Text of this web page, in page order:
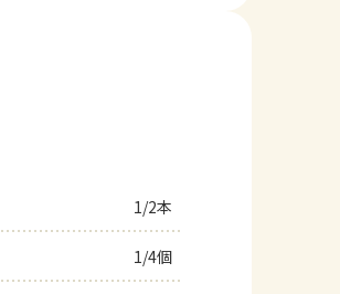
1/2本
1/4個